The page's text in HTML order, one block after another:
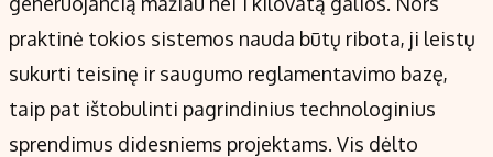
praktinė tokios sistemos nauda būtų ribota, ji leistų
sukurti teisinę ir saugumo reglamentavimo bazę,
taip pat ištobulinti pagrindinius technologinius
sprendimus didesniems projektams. Vis dėlto